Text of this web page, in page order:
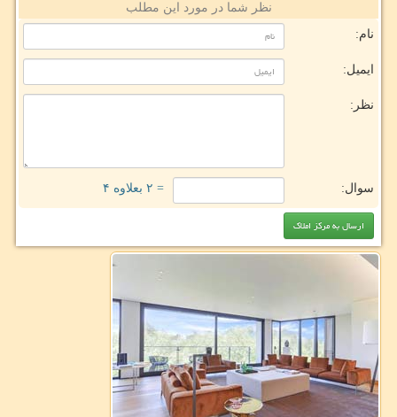
نظر شما در مورد این مطلب
نام:
ایمیل:
نظر:
سوال: = ۲ بعلاوه ۴